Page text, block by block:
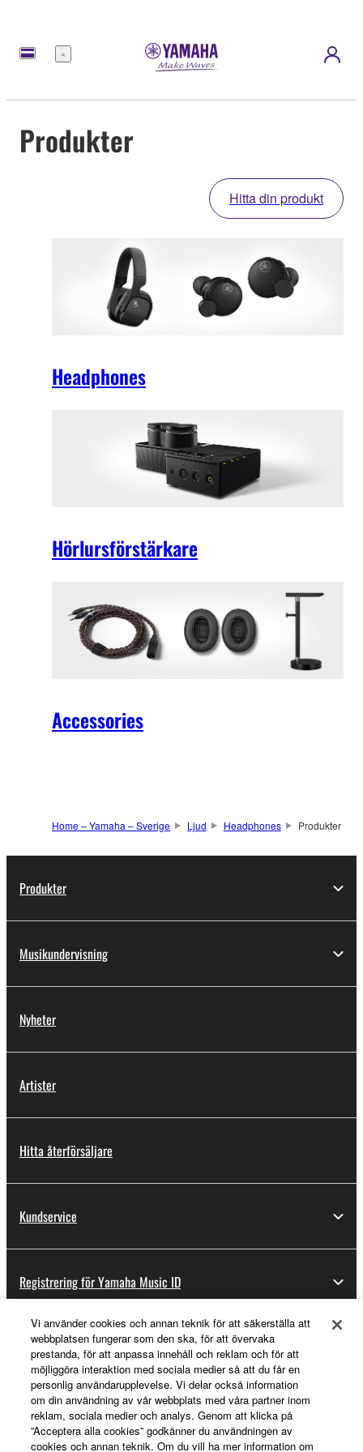
meny
Produkter
Hitta din produkt
Headphones
Hörlursförstärkare
Accessories
Home – Yamaha – Sverige Ljud Headphones Produkter
Produkter
Musikundervisning
Nyheter
Artister
Hitta återförsäljare
Kundservice
Registrering för Yamaha Music ID
Om Yamaha
Sverige - Swedish
Business
Vi använder cookies och annan teknik för att säkerställa att
webbplatsen fungerar som den ska, för att övervaka
prestanda, för att anpassa innehåll och reklam och för att
möjliggöra interaktion med sociala medier så att du får en
personlig användarupplevelse. Vi delar också information
om din användning av vår webbplats med våra partner inom
reklam, sociala medier och analys. Genom att klicka på
”Acceptera alla cookies” godkänner du användningen av
cookies och annan teknik. Om du vill ha mer information om